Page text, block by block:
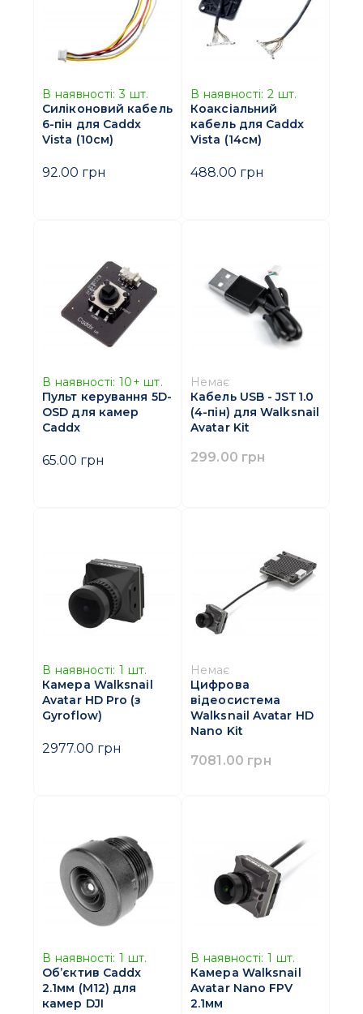
В наявності: 3 шт.
Силіконовий кабель
6-пін для Caddx
Vista (10см)
92.00 грн
В наявності: 2 шт.
Коаксіальний
кабель для Caddx
Vista (14см)
488.00 грн
В наявності: 10+ шт.
Пульт керування 5D-
OSD для камер
Caddx
65.00 грн
Немає
Кабель USB - JST1.0
(4-пін) для Walksnail
Avatar Kit
299.00 грн
В наявності: 1 шт.
Камера Walksnail
Avatar HD Pro (з
Gyroflow)
2977.00 грн
Немає
Цифрова
відеосистема
Walksnail Avatar HD
Nano Kit
7081.00 грн
В наявності: 1 шт.
Об’єктив Caddx
2.1мм (M12) для
камер DJI
В наявності: 1 шт.
Камера Walksnail
Avatar Nano FPV
2.1мм